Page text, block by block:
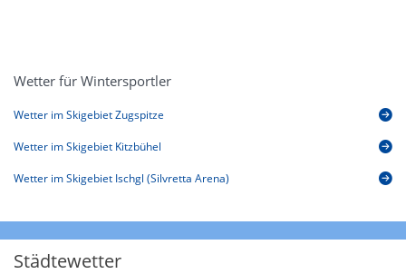
Wetter für Wintersportler
Wetter im Skigebiet Zugspitze
Wetter im Skigebiet Kitzbühel
Wetter im Skigebiet Ischgl (Silvretta Arena)
Städtewetter